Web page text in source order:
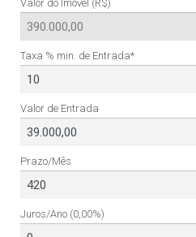
Valor do Imóvel (R$)
Taxa % min. de Entrada*
Valor de Entrada
Prazo/Mês
Juros/Ano (0,00%)